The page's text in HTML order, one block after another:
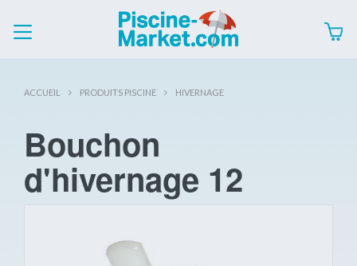
ACCUEIL PRODUITS PISCINE HIVERNAGE
Bouchon
d'hivernage 12